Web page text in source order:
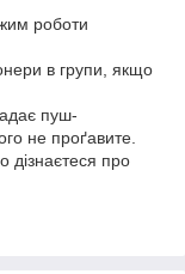
роботи
в групи, якщо
пуш-
не проґавите.
дізнаєтеся про